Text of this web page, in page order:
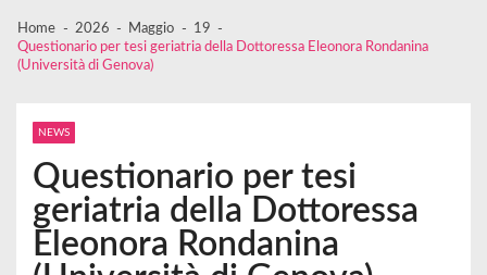
Home 2026 Maggio
19
Questionario per tesi geriatria della Dottoressa Eleonora Rondanina
(Università di Genova)
NEWS
Questionario per tesi
geriatria della Dottoressa
Eleonora Rondanina